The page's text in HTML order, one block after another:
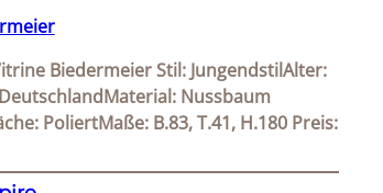
Biedermeier Stil: JungendstilAlter:
Nussbaum
PoliertMaße: B.83, T.41, H.180 Preis: